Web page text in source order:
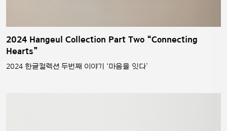
2024 Hangeul Collection Part Two “Connecting
Hearts”
2024 한글컬렉션 두번째 이야기 ‘마음을 잇다’